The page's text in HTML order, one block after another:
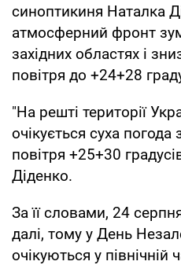
синоптикиня Наталка
атмосферний фронт
західних областях і
повітря до +24+28
"На решті території
очікується суха
повітря +25+30
Діденко.
За її словами, 24
далі, тому у День
очікуються у північній